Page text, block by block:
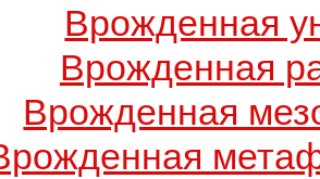
Врожденная
Врожденная
Врожденная